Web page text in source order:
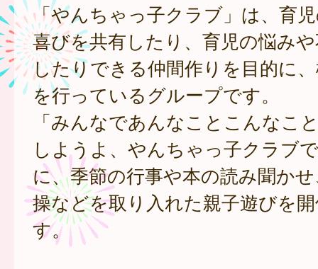
「やんちゃっ子クラブ」は、育
喜びを共有したり、育児の悩み
したりできる仲間作りを目的に
を行っているグループです。
「みんなであんなことこんなこ
しようよ、やんちゃっ子クラブ
に、季節の行事や本の読み聞か
操などを取り入れた親子遊びを
す。